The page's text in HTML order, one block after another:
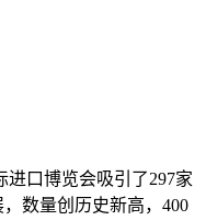
进口博览会吸引了297家
数量创历史新高，400